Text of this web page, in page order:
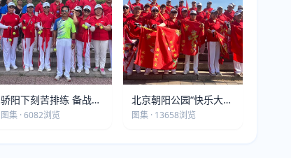
骄阳下刻苦排练 备战第
五届莫斯科世界大健康
图集 · 6082浏览
北京朝阳公园“快乐大本
营”建党105周年庆祝活
图集 · 13658浏览